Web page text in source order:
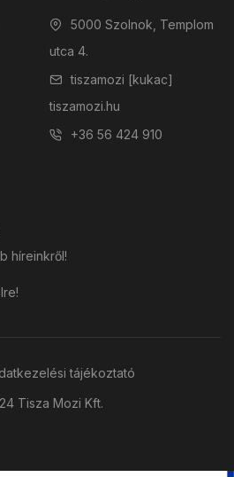
5000 Szolnok, Templom
utca 4.
tiszamozi [kukac]
tiszamozi.hu
+36 56 424 910
híreinkről!
Tisza Mozi Kft.
tájékoztató